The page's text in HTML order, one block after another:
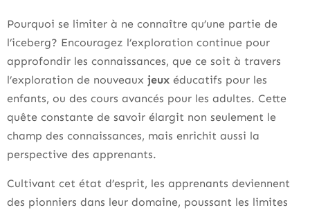
Pourquoi se limiter à ne connaître qu’une partie de
l’iceberg? Encouragez l’exploration continue pour
approfondir les connaissances, que ce soit à travers
l’exploration de nouveaux jeux éducatifs pour les
enfants, ou des cours avancés pour les adultes. Cette
quête constante de savoir élargit non seulement le
champ des connaissances, mais enrichit aussi la
perspective des apprenants.
Cultivant cet état d’esprit, les apprenants deviennent
des pionniers dans leur domaine, poussant les limites